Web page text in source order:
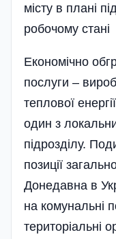
місту в плані
робочому стані
Економічно
послуги –
теплової
один з
підрозділу.
позиції
Донедавна в
на комунальні
територіальні